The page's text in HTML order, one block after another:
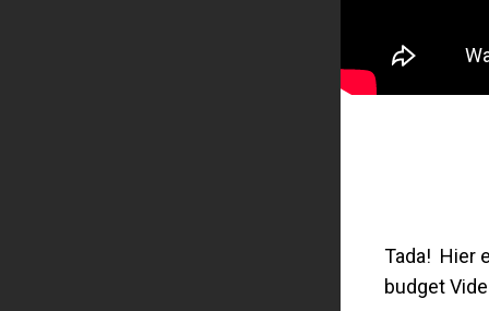
Tada! Hier
budget